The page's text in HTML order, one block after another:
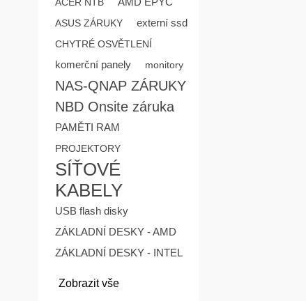
ASUS ZÁRUKY externí ssd
CHYTRÉ OSVĚTLENÍ
komerční panely monitory
NAS-QNAP ZÁRUKY
NBD Onsite záruka
PAMĚTI RAM
PROJEKTORY
SÍŤOVÉ
KABELY
USB flash disky
ZÁKLADNÍ DESKY - AMD
ZÁKLADNÍ DESKY - INTEL
Zobrazit vše